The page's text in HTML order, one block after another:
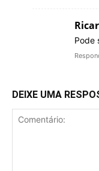
Pode
DEIXE UMA